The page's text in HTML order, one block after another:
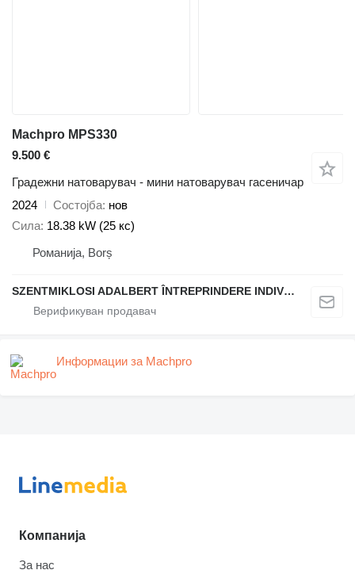
Machpro MPS330
9.500 €
Градежни натоварувач - мини натоварувач гасеничар
2024
Состојба нов
Сила 18.38 kW (25 кс)
Романија, Borș
SZENTMIKLOSI ADALBERT ÎNTREPRINDERE INDIVIDUALĂ
Информации за Machpro
Компанија
За нас